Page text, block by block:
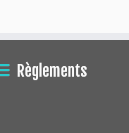
Règlements